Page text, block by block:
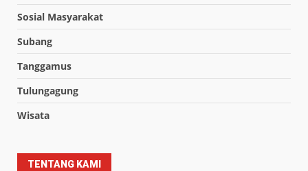
Sosial Masyarakat
Subang
Tanggamus
Tulungagung
Wisata
TENTANG KAMI